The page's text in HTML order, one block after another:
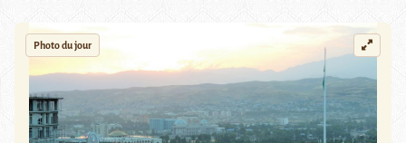
Photo du jour